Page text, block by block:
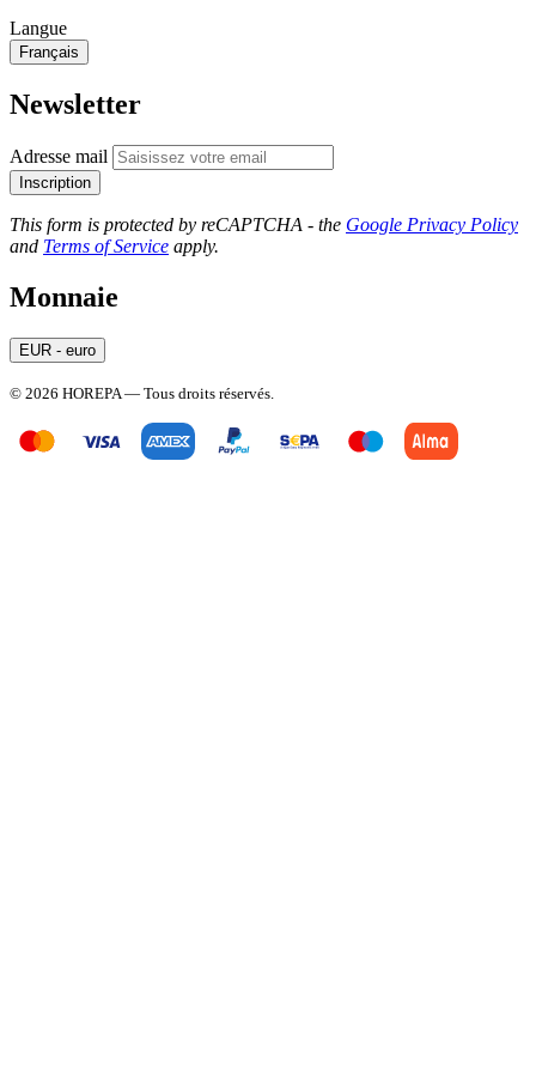
Langue
Français
Newsletter
Adresse mail
Inscription
This form is protected by reCAPTCHA - the Google Privacy Policy
and Terms of Service apply.
Monnaie
EUR - euro
© 2026 HOREPA — Tous droits réservés.